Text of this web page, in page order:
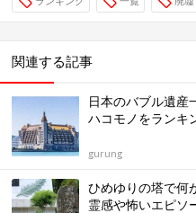
関連する記事
日本のバブル遺産
ハコモノをランキ
gurung
ひめゆりの塔で何
霊感や怖いエピソ